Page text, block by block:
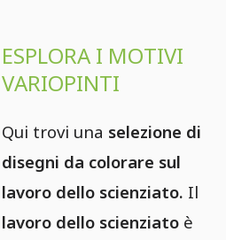
ESPLORA I MOTIVI
VARIOPINTI
Qui trovi una selezione di
disegni da colorare sul
lavoro dello scienziato. Il
lavoro dello scienziatoè